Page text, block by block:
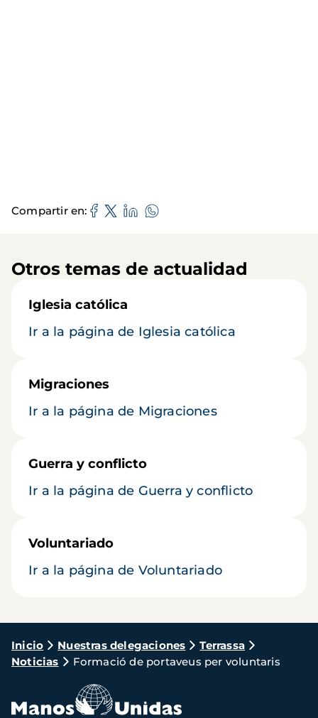
Compartir en
Otros temas de actualidad
Iglesia católica
Ir a la página de Iglesia católica
Migraciones
Ir a la página de Migraciones
Guerra y conflicto
Ir a la página de Guerra y conflicto
Voluntariado
Ir a la página de Voluntariado
Ruta
de
navegación
Inicio Nuestras delegaciones
Terrassa
Noticias
Formació de portaveus per voluntaris